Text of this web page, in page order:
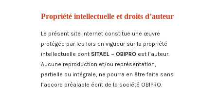
Propriété intellectuelle et droits d’auteur
Le présent site Internet constitue une œuvre
protégée par les lois en vigueur sur la propriété
intellectuelle dont SITAEL – OBIPRO est l’auteur.
Aucune reproduction et/ou représentation,
partielle ou intégrale, ne pourra en être faite sans
l’accord préalable écrit de la société OBIPRO.